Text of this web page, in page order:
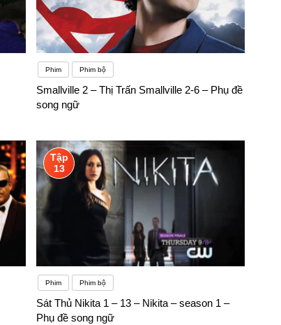
Phim Phim bộ
Smallville 2 – Thị Trấn Smallville 2-6 – Phụ đề
song ngữ
Tập
13
Phim Phim bộ
Sát Thủ Nikita 1 – 13 – Nikita – season 1 –
Phụ đề song ngữ